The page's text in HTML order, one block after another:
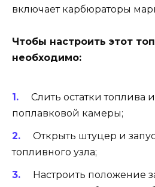
включает карбюраторы
Чтобы настроить этот
необходимо:
Слить остатки топлива
поплавковой камеры;
Открыть штуцер и
топливного узла;
Настроить положение